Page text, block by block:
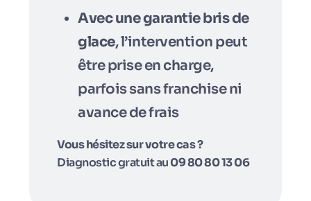
Avec une garantie bris de
glace, l’intervention peut
être prise en charge,
parfois sans franchise ni
avance de frais
Vous hésitez sur votre cas ?
Diagnostic gratuit au09 80 80 13 06